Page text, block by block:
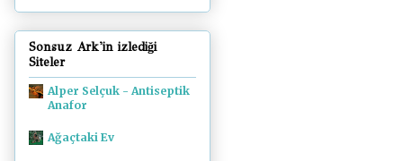
Sonsuz Ark'in izlediği
Siteler
Alper Selçuk - Antiseptik
Anafor
Ağaçtaki Ev